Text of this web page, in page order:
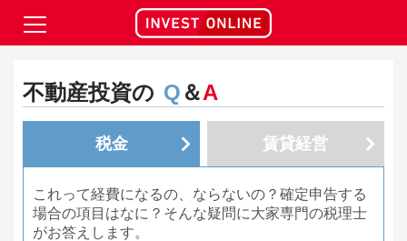
不動産投資の Q ＆A
税金 賃貸経営
これって経費になるの、ならないの？確定申告する
場合の項目はなに？そんな疑問に大家専門の税理士
がお答えします。